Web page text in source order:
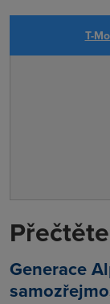
T-
Generace